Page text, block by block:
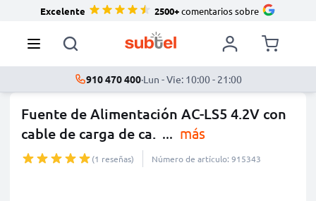
Excelente 2500+comentarios sobre
910 470 400·Lun - Vie: 10:00 - 21:00
Fuente de Alimentación AC-LS5 4.2V con
cable de carga de ca. ... más
(1 reseñas) Número de artículo: 915343